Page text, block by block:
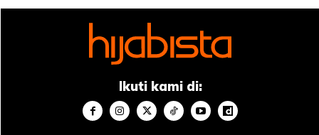
Cadangan minum air ketika puasa:
Ikuti kami di: